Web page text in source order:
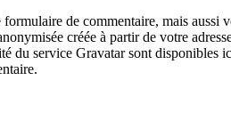
de commentaire, mais aussi
créée à partir de votre
du service Gravatar sont